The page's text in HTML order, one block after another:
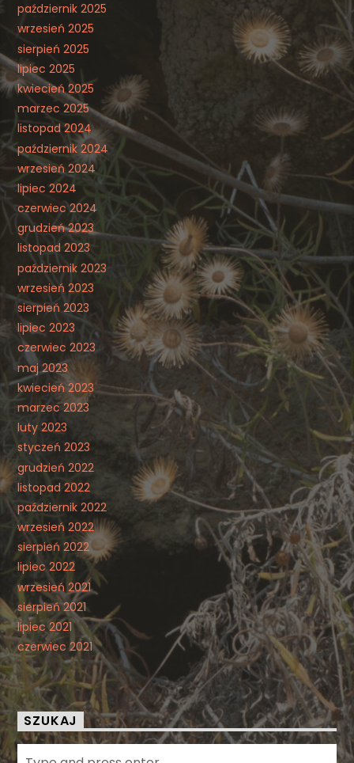
październik 2025
wrzesień 2025
sierpień 2025
lipiec 2025
kwiecień 2025
marzec 2025
listopad 2024
październik 2024
wrzesień 2024
lipiec 2024
czerwiec 2024
grudzień 2023
listopad 2023
październik 2023
wrzesień 2023
sierpień 2023
lipiec 2023
czerwiec 2023
maj 2023
kwiecień 2023
marzec 2023
luty 2023
styczeń 2023
grudzień 2022
listopad 2022
październik 2022
wrzesień 2022
sierpień 2022
lipiec 2022
wrzesień 2021
sierpień 2021
lipiec 2021
czerwiec 2021
SZUKAJ